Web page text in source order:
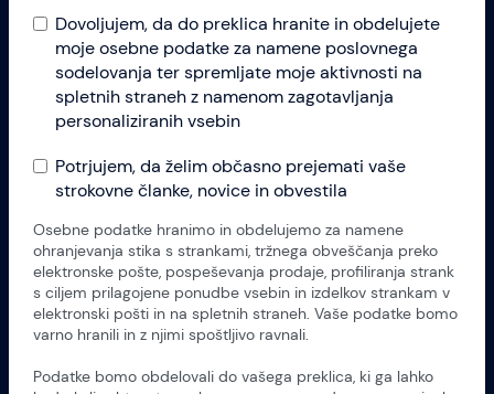
Dovoljujem, da do preklica hranite in obdelujete
moje osebne podatke za namene poslovnega
sodelovanja ter spremljate moje aktivnosti na
spletnih straneh z namenom zagotavljanja
personaliziranih vsebin
Potrjujem, da želim občasno prejemati vaše
strokovne članke, novice in obvestila
Osebne podatke hranimo in obdelujemo za namene
ohranjevanja stika s strankami, tržnega obveščanja preko
elektronske pošte, pospeševanja prodaje, profiliranja strank
s ciljem prilagojene ponudbe vsebin in izdelkov strankam v
elektronski pošti in na spletnih straneh. Vaše podatke bomo
varno hranili in z njimi spoštljivo ravnali.
Podatke bomo obdelovali do vašega preklica, ki ga lahko